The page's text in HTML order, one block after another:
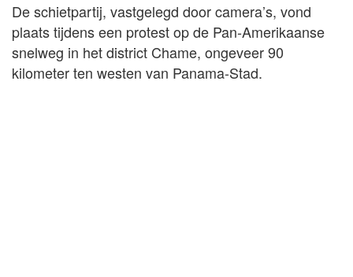
De schietpartij, vastgelegd door camera’s, vond
plaats tijdens een protest op de Pan-Amerikaanse
snelweg in het district Chame, ongeveer 90
kilometer ten westen van Panama-Stad.